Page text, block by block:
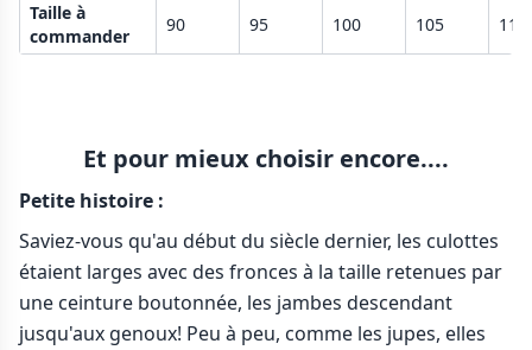
Taille à
commander
90 95 100 105 110
Et pour mieux choisir encore....
Petite histoire :
Saviez-vous qu'au début du siècle dernier, les culottes
étaient larges avec des fronces à la taille retenues par
une ceinture boutonnée, les jambes descendant
jusqu'aux genoux! Peu à peu, comme les jupes, elles